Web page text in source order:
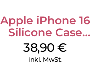
Apple iPhone 16
Silicone Case
MagSafe
Ultramarine
38,90€
inkl. MwSt.